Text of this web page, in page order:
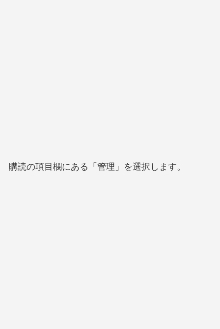
購読の項目欄にある「管理」を選択します。